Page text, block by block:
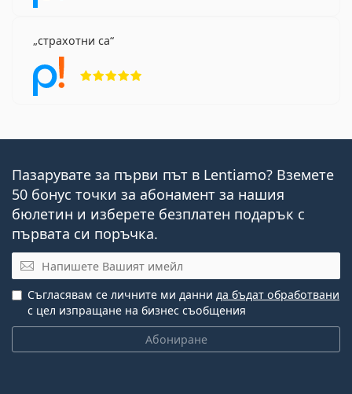
страхотни са
Пазарувате за първи път в Lentiamo? Вземете
50 бонус точки за абонамент за нашия
бюлетин и изберете безплатен подарък с
първата си поръчка.
Имейл
Абониране
Съгласявам се личните ми данни да бъдат обработвани
с цел изпращане на бизнес съобщения